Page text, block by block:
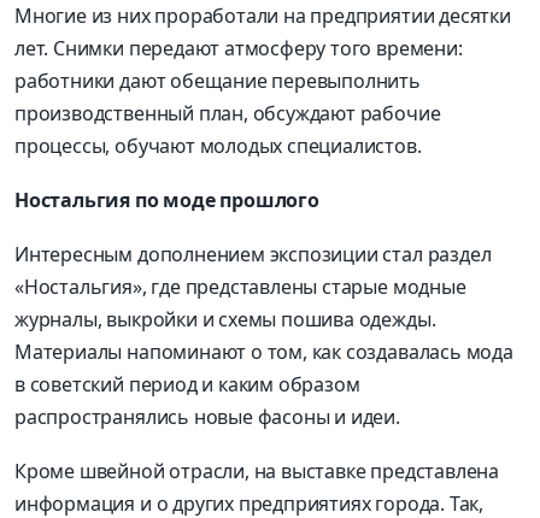
Многие из них проработали на предприятии десятки
лет. Снимки передают атмосферу того времени:
работники дают обещание перевыполнить
производственный план, обсуждают рабочие
процессы, обучают молодых специалистов.
Ностальгия по моде прошлого
Интересным дополнением экспозиции стал раздел
«Ностальгия», где представлены старые модные
журналы, выкройки и схемы пошива одежды.
Материалы напоминают о том, как создавалась мода
в советский период и каким образом
распространялись новые фасоны и идеи.
Кроме швейной отрасли, на выставке представлена
информация и о других предприятиях города. Так,